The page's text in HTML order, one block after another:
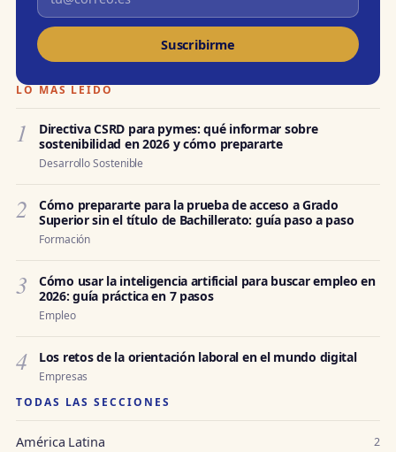
Suscribirme
LO MÁS LEÍDO
1
Directiva CSRD para pymes: qué informar sobre
sostenibilidad en 2026 y cómo prepararte
Desarrollo Sostenible
2
Cómo prepararte para la prueba de acceso a Grado
Superior sin el título de Bachillerato: guía paso a paso
Formación
3
Cómo usar la inteligencia artificial para buscar empleo en
2026: guía práctica en 7 pasos
Empleo
4 Los retos de la orientación laboral en el mundo digital
Empresas
TODAS LAS SECCIONES
América Latina 2